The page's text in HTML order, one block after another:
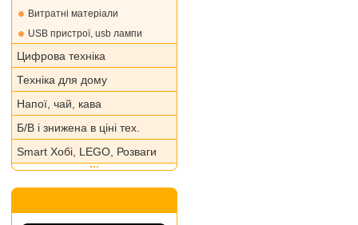
Витратні матеріали
USB пристрої, usb лампи
Цифрова техніка
Техніка для дому
Напої, чай, кава
Б/В і знижена в ціні тех.
Smart Хобі, LEGO, Розваги